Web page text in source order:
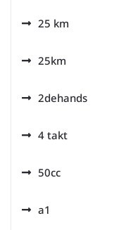
25 km
25km
2dehands
4 takt
50cc
a1